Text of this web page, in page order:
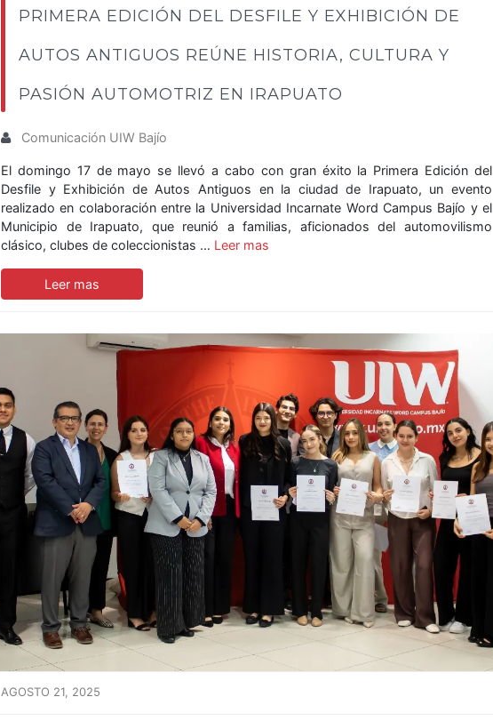
PRIMERA EDICIÓN DEL DESFILE Y EXHIBICIÓN DE
AUTOS ANTIGUOS REÚNE HISTORIA, CULTURA Y
PASIÓN AUTOMOTRIZ EN IRAPUATO
Comunicación UIW Bajío
El domingo 17 de mayo se llevó a cabo con gran éxito la Primera Edición del
Desfile y Exhibición de Autos Antiguos en la ciudad de Irapuato, un evento
realizado en colaboración entre la Universidad Incarnate Word Campus Bajío y el
Municipio de Irapuato, que reunió a familias, aficionados del automovilismo
clásico, clubes de coleccionistas … Leer mas
Leer mas
AGOSTO 21, 2025